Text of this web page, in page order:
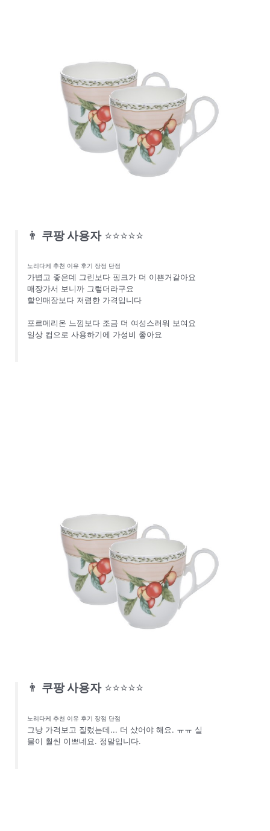
👨 쿠팡 사용자 ⭐⭐⭐⭐⭐
노리다케 추천 이유 후기 장점 단점
가볍고 좋은데 그린보다 핑크가 더 이쁜거같아요
매장가서 보니까 그렇더라구요
할인매장보다 저렴한 가격입니다
포르메리온 느낌보다 조금 더 여성스러워 보여요
일상 컵으로 사용하기에 가성비 좋아요
👨 쿠팡 사용자 ⭐⭐⭐⭐⭐
노리다케 추천 이유 후기 장점 단점
그냥 가격보고 질렀는데... 더 샀어야 해요. ㅠㅠ 실
물이 훨씬 이쁘네요. 정말입니다.